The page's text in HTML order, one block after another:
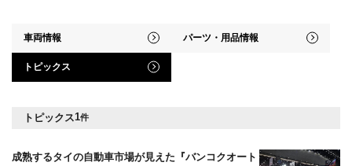
車両情報 パーツ・用品情報
トピックス
トピックス1件
成熟するタイの自動車市場が見えた『バンコクオート